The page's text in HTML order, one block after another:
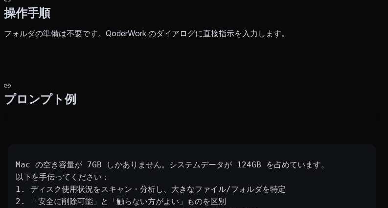
操作手順
フォルダの準備は不要です。QoderWork のダイアログに直接指示を入力します。
プロンプト例
Mac の空き容量が 7GB しかありません。システムデータが 124GB を占めています。
以下を手伝ってください：
1. ディスク使用状況をスキャン・分析し、大きなファイル/フォルダを特定
2. 「安全に削除可能」と「触らない方がよい」ものを区別